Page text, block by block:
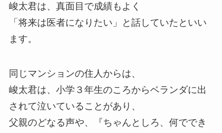
峻太君は、真面目で成績もよく
「将来は医者になりたい」と話していたといい
ます。
同じマンションの住人からは、
峻太君は、小学３年生のころからベランダに出
されて泣いていることがあり、
父親のどなる声や、『ちゃんとしろ、何ででき